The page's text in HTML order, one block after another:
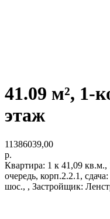
41.09 м², 1-
этаж
11386039,00
р.
Квартира: 1 к 41,09
очередь, корп.2.2.1,
шос., , Застройщик: